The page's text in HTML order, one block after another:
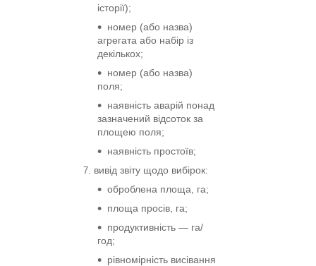
історії);
номер (або назва)
агрегата або набір із
декількох;
номер (або назва)
поля;
наявність аварій понад
зазначений відсоток за
площею поля;
наявність простоїв;
вивід звіту щодо вибірок:
оброблена площа, га;
площа просів, га;
продуктивність — га/
год;
рівномірність висівання